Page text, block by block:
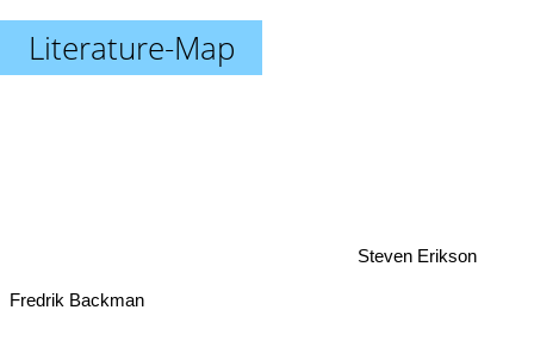
Literature-Map
Steven Erikson
Fredrik Backman